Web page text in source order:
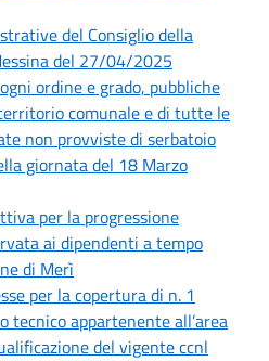
del Consiglio della
del 27/04/2025
ordine e grado, pubbliche
comunale e di tutte le
non provviste di serbatoio
giornata del 18 Marzo
per la progressione
ai dipendenti a tempo
di Merì
per la copertura di n. 1
tecnico appartenente all’area
del vigente ccnl